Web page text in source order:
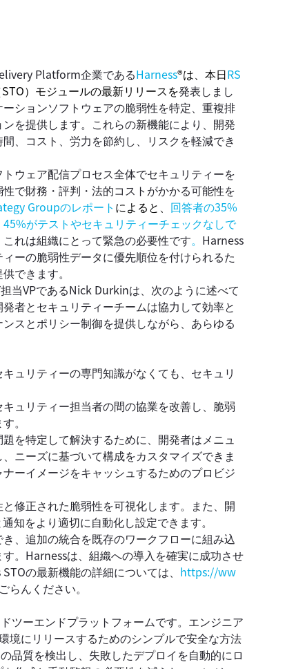
Platform企業であるHarness®は、本日RS
STO）モジュールの最新リリースを発表しまし
ションソフトウェアの脆弱性を特定、重複排
を提供します。これらの新機能により、開発
、コスト、労力を節約し、リスクを軽減でき
ウェア配信プロセス全体でセキュリティーを
で財務・評判・法的コストがかかる可能性を
Groupのレポート によると、 回答者の35%
がテストやセキュリティーチェックなしで
これは組織にとって緊急の必要性です。 Harness
ーの脆弱性データに優先順位を付けられるた
できます。
当VPであるNick Durkinは、次のように述べて
者とセキュリティーチームは協力して効率と
スとポリシー制御を提供しながら、あらゆる
ュリティーの専門知識がなくても、セキュリ
キュリティー担当者の間の協業を改善し、脆弱
。
題を特定して解決するために、開発者はメニュ
ニーズに基づいて構成をカスタマイズできま
ーイメージをキャッシュするためのプロビジ
修正された脆弱性を可視化します。また、開
知をより適切に自動化し設定できます。
、追加の統合を既存のワークフローに組み込
。Harnessは、組織への導入を確実に成功させ
の最新機能の詳細については、 https://ww
らんください。
ツーエンドプラットフォームです。エンジニア
境にリリースするためのシンプルで安全な方法
品質を検出し、失敗したデプロイを自動的にロ